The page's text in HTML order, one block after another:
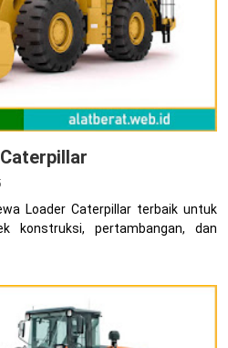
Loader Caterpillar terbaik untuk
konstruksi, pertambangan, dan